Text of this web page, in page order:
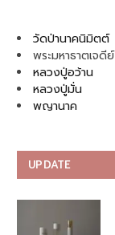
วัดป่านาคนิมิตต์
พระมหาธาตเจดีย์
หลวงปู่อว้าน
หลวงปู่มั่น
พญานาค
UPDATE